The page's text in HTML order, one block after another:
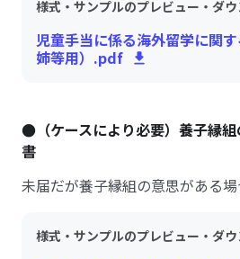
様式・サンプルのプレビュー・ダ
児童手当に係る海外留学に関
姉等用）.pdf
●（ケースにより必要）養子縁
書
未届だが養子縁組の意思がある
様式・サンプルのプレビュー・ダ